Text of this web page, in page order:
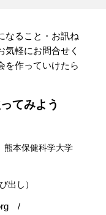
なること・お訊ね
気軽にお問合せく
を作っていけたら
てみよう
熊本保健科学大学
出し）
/